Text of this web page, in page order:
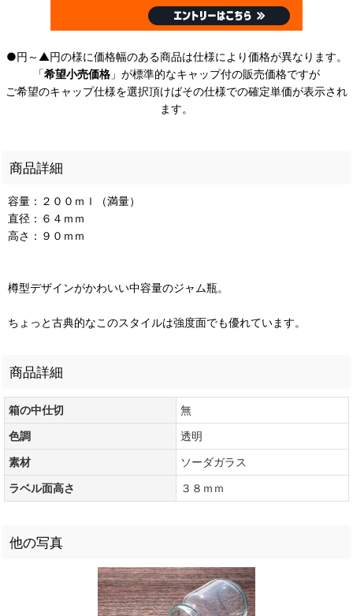
●円～▲円の様に価格幅のある商品は仕様により価格が異なります。
「希望小売価格 」が標準的なキャップ付の販売価格ですが
ご希望のキャップ仕様を選択頂けばその仕様での確定単価が表示され
ます。
商品詳細
容量：２００ｍｌ（満量）
直径：６４ｍｍ
高さ：９０ｍｍ
樽型デザインがかわいい中容量のジャム瓶。
ちょっと古典的なこのスタイルは強度面でも優れています。
商品詳細
箱の中仕切
無
色調
透明
素材
ソーダガラス
ラベル面高さ
３８ｍｍ
他の写真